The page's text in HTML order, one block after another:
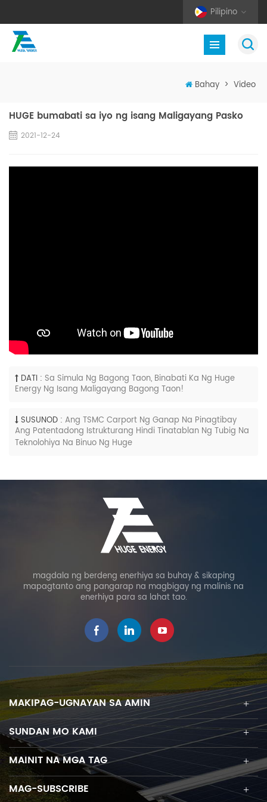
Pilipino
Bahay > Video
HUGE bumabati sa iyo ng isang Maligayang Pasko
2021-12-24
DATI : Sa Simula Ng Bagong Taon, Binabati Ka Ng Huge
Energy Ng Isang Maligayang Bagong Taon!
SUSUNOD : Ang TSMC Carport Ng Ganap Na Pinagtibay
Ang Patentadong Istrukturang Hindi Tinatablan Ng Tubig Na
Teknolohiya Na Binuo Ng Huge
magdala ng berdeng enerhiya sa buhay & sikaping
mapagtanto ang pangarap na magbigay ng malinis na
enerhiya para sa lahat tao.
MAKIPAG-UGNAYAN SA AMIN
SUNDAN MO KAMI
MAINIT NA MGA TAG
MAG-SUBSCRIBE